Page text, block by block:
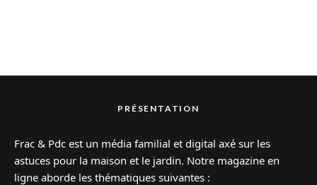
PRÉSENTATION
Frac & Pdc est un média familial et digital axé sur les
astuces pour la maison et le jardin. Notre magazine en
ligne aborde les thématiques suivantes :